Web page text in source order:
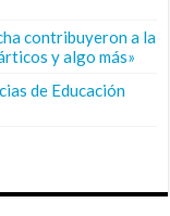
contribuyeron a la
y algo más»
de Educación